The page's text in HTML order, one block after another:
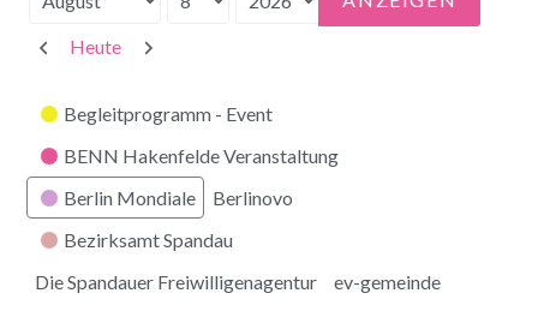
Monat
Tag
Jahr
Zurück
Heute Weiter
Kategorien
Begleitprogramm - Event
BENN Hakenfelde Veranstaltung
Berlin Mondiale
Berlinovo
Bezirksamt Spandau
Die Spandauer Freiwilligenagentur
ev-gemeinde